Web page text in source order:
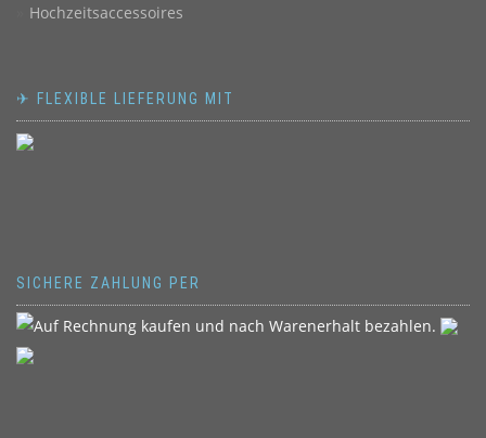
Hochzeitsaccessoires
✈ FLEXIBLE LIEFERUNG MIT
SICHERE ZAHLUNG PER